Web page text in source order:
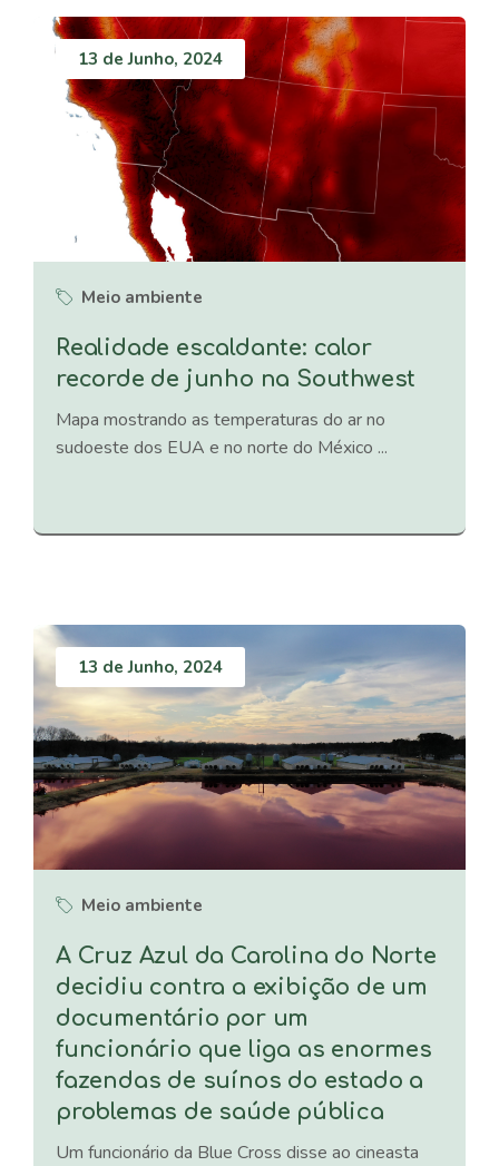
13 de Junho, 2024
Meio ambiente
Realidade escaldante: calor
recorde de junho na Southwest
Mapa mostrando as temperaturas do ar no
sudoeste dos EUA e no norte do México ...
13 de Junho, 2024
Meio ambiente
A Cruz Azul da Carolina do Norte
decidiu contra a exibição de um
documentário por um
funcionário que liga as enormes
fazendas de suínos do estado a
problemas de saúde pública
Um funcionário da Blue Cross disse ao cineasta